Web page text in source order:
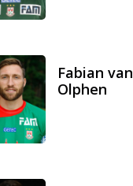
Fabian van
Olphen